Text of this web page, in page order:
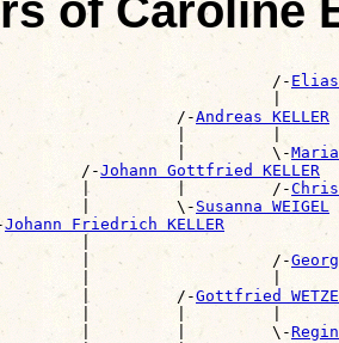
of Caroline
/-
Elias
|
/-
Andreas KELLER
|         |
|         \-
Maria
/-
Johann Gottfried KELLER
|         |         /-
|         \-
Susanna WEIGEL
Johann Friedrich KELLER
|
|                   /-
|         /-
Gottfried
|         |         |
|         |         \-